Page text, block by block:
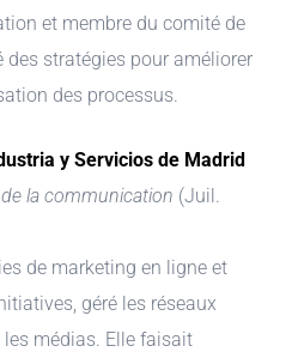
et membre du comité de
des stratégies pour améliorer
des processus.
y Servicios de Madrid
la communication (Juil.
de marketing en ligne et
géré les réseaux
médias. Elle faisait